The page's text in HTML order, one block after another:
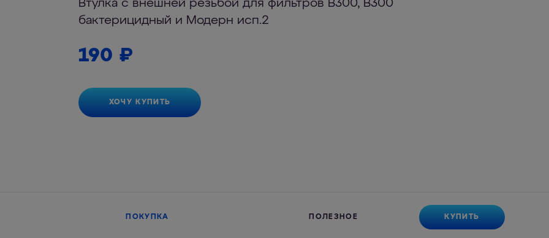
Втулка с внешней резьбой для фильтров В300, В300
бактерицидный и Модерн исп.2
190 ₽
ХОЧУ КУПИТЬ
ПОКУПКА ПОЛЕЗНОЕ КУПИТЬ